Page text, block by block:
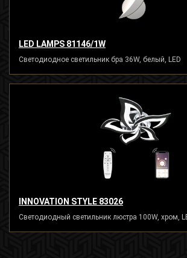
LED LAMPS 81146/1W
Светодиодное светильник бра 36W, белый, LED
INNOVATION STYLE 83026
Светодиодный светильник люстра 100W, хром,